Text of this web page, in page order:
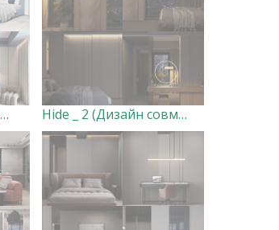
Hide _ 3 детские (Дизайн совместный, визы мои) Hide _ 2 (Дизайн совместный, визы мои)